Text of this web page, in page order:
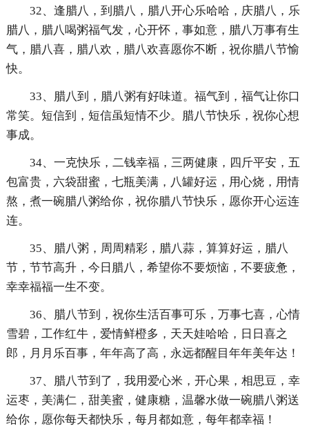
32、逢腊八，到腊八，腊八开心乐哈哈，庆腊八，乐
腊八，腊八喝粥福气发，心开怀，事如意，腊八万事有生
气，腊八喜，腊八欢，腊八欢喜愿你不断，祝你腊八节愉
快。
33、腊八到，腊八粥有好味道。福气到，福气让你口
常笑。短信到，短信虽短情不少。腊八节快乐，祝你心想
事成。
34、一克快乐，二钱幸福，三两健康，四斤平安，五
包富贵，六袋甜蜜，七瓶美满，八罐好运，用心烧，用情
熬，煮一碗腊八粥给你，祝你腊八节快乐，愿你开心运连
连。
35、腊八粥，周周精彩，腊八蒜，算算好运，腊八
节，节节高升，今日腊八，希望你不要烦恼，不要疲惫，
幸幸福福一生不变。
36、腊八节到，祝你生活百事可乐，万事七喜，心情
雪碧，工作红牛，爱情鲜橙多，天天娃哈哈，日日喜之
郎，月月乐百事，年年高了高，永远都醒目年年美年达！
37、腊八节到了，我用爱心米，开心果，相思豆，幸
运枣，美满仁，甜美蜜，健康糖，温馨水做一碗腊八粥送
给你，愿你每天都快乐，每月都如意，每年都幸福！